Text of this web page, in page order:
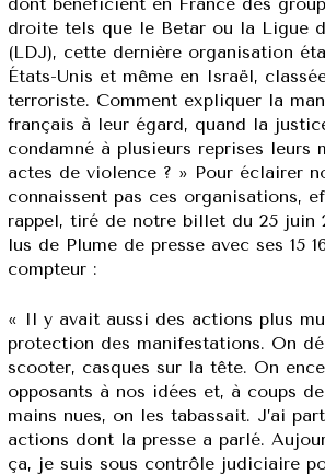
droite tels que le Betar ou la Ligue
(LDJ), cette dernière organisation
États-Unis et même en Israël,
terroriste. Comment expliquer la
français à leur égard, quand la
condamné à plusieurs reprises leurs
actes de violence ? » Pour éclairer
connaissent pas ces organisations,
rappel, tiré de notre billet du 25 juin
lus de Plume de presse avec ses 15
compteur :
« Il y avait aussi des actions plus
protection des manifestations. On
scooter, casques sur la tête. On
opposants à nos idées et, à coups
mains nues, on les tabassait. J’ai
actions dont la presse a parlé.
ça, je suis sous contrôle judiciaire